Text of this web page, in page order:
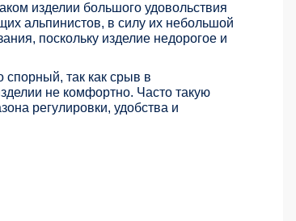
изделии большого удовольствия
альпинистов, в силу их небольшой
поскольку изделие недорогое и
спорный, так как срыв в
не комфортно. Часто такую
регулировки, удобства и